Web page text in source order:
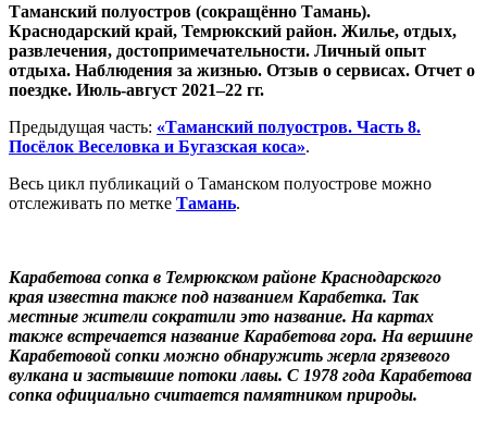
Таманский полуостров (сокращённо Тамань).
Краснодарский край, Темрюкский район. Жилье, отдых,
развлечения, достопримечательности. Личный опыт
отдыха. Наблюдения за жизнью. Отзыв о сервисах. Отчет о
поездке. Июль-август 2021–22 гг.
Предыдущая часть: «Таманский полуостров. Часть 8.
Посёлок Веселовка и Бугазская коса».
Весь цикл публикаций о Таманском полуострове можно
отслеживать по метке Тамань.
Карабетова сопка в Темрюкском районе Краснодарского
края известна также под названием Карабетка. Так
местные жители сократили это название. На картах
также встречается название Карабетова гора. На вершине
Карабетовой сопки можно обнаружить жерла грязевого
вулкана и застывшие потоки лавы. С 1978 года Карабетова
сопка официально считается памятником природы.